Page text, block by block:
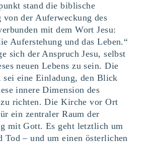
stand die biblische
von der Auferweckung des
mit dem Wort Jesu:
Auferstehung und das Leben.“
sich der Anspruch Jesu, selbst
neuen Lebens zu sein. Die
sei eine Einladung, den Blick
innere Dimension des
zu richten. Die Kirche vor Ort
ein zentraler Raum der
mit Gott. Es geht letztlich um
Tod – und um einen österlichen